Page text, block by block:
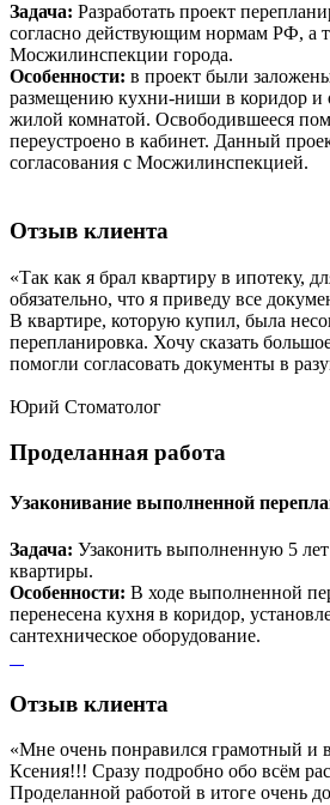
Задача: Разработать проект
согласно действующим нормам РФ, а
Мосжилинспекции города.
Особенности: в проект были
размещению кухни-ниши в коридор и
жилой комнатой. Освободившееся
переустроено в кабинет. Данный
согласования с Мосжилинспекцией.
Отзыв клиента
«Так как я брал квартиру в ипотеку,
обязательно, что я приведу все
В квартире, которую купил, была
перепланировка. Хочу сказать
помогли согласовать документы в
Юрий Стоматолог
Проделанная работа
Узаконивание выполненной
Задача: Узаконить выполненную 5
квартиры.
Особенности: В ходе выполненной
перенесена кухня в коридор,
сантехническое оборудование.
Отзыв клиента
«Мне очень понравился грамотный и
Ксения!!! Сразу подробно обо всём
Проделанной работой в итоге очень